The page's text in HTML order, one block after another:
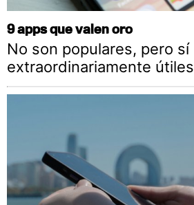
9 apps que valen oro
No son populares, pero sí
extraordinariamente útiles